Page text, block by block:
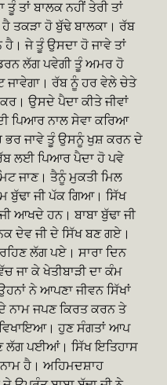
ਤਾਂ ਬਾਲਕ ਨਹੀਂ ਤੇਰੀ ਤਾਂ
ਤਕੜਾ ਹੋ ਬੁੱਢੇ ਬਾਲਕਾ। ਰੱਬ
ਹੈ। ਜੇ ਤੂੰ ਉਸਦਾ ਹੋ ਜਾਵੇ ਤਾਂ
ਲੱਗ ਪਵੇਗੀ ਤੂੰ ਅਮਰ ਹੋ
ਜਾਵੇਗਾ। ਰੱਬ ਨੂੰ ਹਰ ਵੇਲੇ ਚੇਤੇ
ਉਸਦੇ ਪੈਦਾ ਕੀਤੇ ਜੀਵਾਂ
ਪਿਆਰ ਨਾਲ ਸੇਵਾ ਕਰਿਆ
ਭਰ ਜਾਵੇ ਤੂੰ ਉਸਨੂੰ ਖੁਸ਼ ਕਰਨ ਦੇ
ਲਈ ਪਿਆਰ ਪੈਦਾ ਹੋ ਪਵੇ
ਜਾਣ। ਤੈਨੂੰ ਮੁਕਤੀ ਮਿਲ
ਬੁੱਢਾ ਜੀ ਪੱਕ ਗਿਆ। ਸਿੱਖ
ਆਖਦੇ ਹਨ। ਬਾਬਾ ਬੁੱਢਾ ਜੀ
ਦੇਵ ਜੀ ਦੇ ਸਿੱਖ ਬਣ ਗਏ।
ਲੱਗ ਪਏ। ਸਾਰਾ ਦਿਨ
ਜਾ ਕੇ ਖੇਤੀਬਾੜੀ ਦਾ ਕੰਮ
ਨੇ ਆਪਣਾ ਜੀਵਨ ਸਿੱਖਾਂ
ਜਪਣ ਕਿਰਤ ਕਰਨ ਤੇ
ਹੁਣ ਸੰਗਤਾਂ ਆਪ
ਲੱਗ ਪਈਆਂ। ਸਿੱਖ ਇਤਿਹਾਸ
ਨਾਮ ਹੈ। ਅਹਿਮਦਸ਼ਾਹ